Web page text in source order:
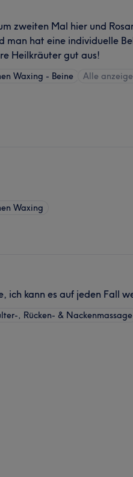
zweiten Mal hier und
man hat eine individuelle
Heilkräuter gut aus!
Waxing - Beine Alle
Waxing
ich kann es auf jeden Fall
, Rücken- & Nackenmassage